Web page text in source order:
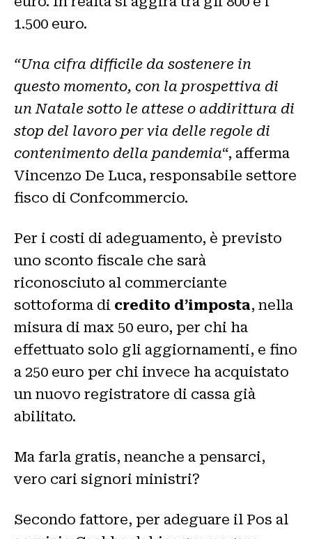
1.500 euro.
“Una cifra difficile da sostenere in
questo momento, con la prospettiva di
un Natale sotto le attese o addirittura di
stop del lavoro per via delle regole di
contenimento della pandemia“, afferma
Vincenzo De Luca, responsabile settore
fisco di Confcommercio.
Per i costi di adeguamento, è previsto
uno sconto fiscale che sarà
riconosciuto al commerciante
sottoforma di credito d’imposta, nella
misura di max 50 euro, per chi ha
effettuato solo gli aggiornamenti, e fino
a 250 euro per chi invece ha acquistato
un nuovo registratore di cassa già
abilitato.
Ma farla gratis, neanche a pensarci,
vero cari signori ministri?
Secondo fattore, per adeguare il Pos al